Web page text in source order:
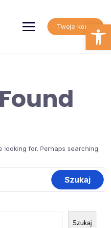
Twoje konto
looking for. Perhaps searching
Szukaj